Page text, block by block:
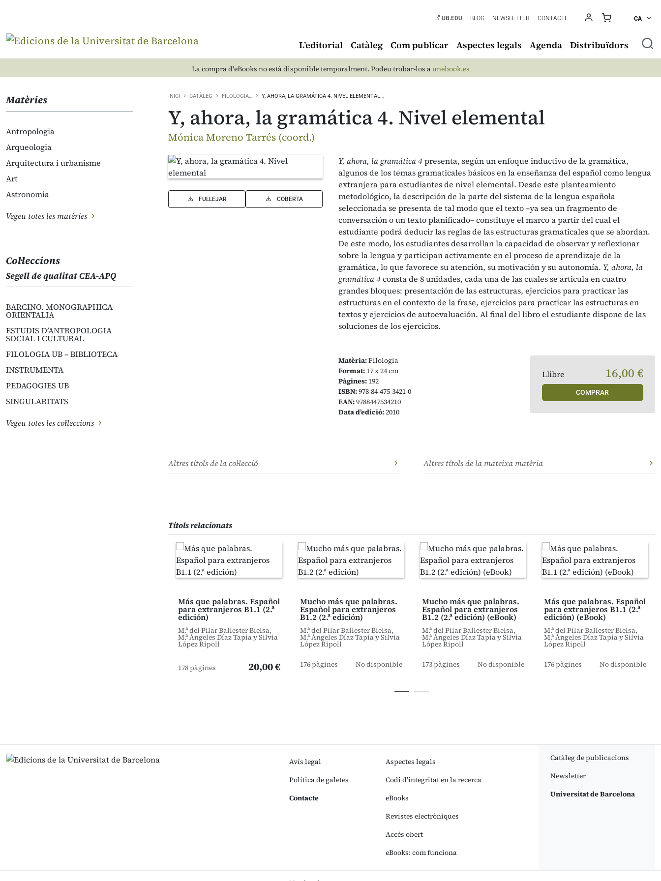
UB.EDU BLOG NEWSLETTER CONTACTE CA
L’editorial Catàleg Com publicar Aspectes legals Agenda Distribuïdors
La compra d'eBooks no està disponible temporalment. Podeu trobar-los aunebook.es
Matèries
Antropologia
Arqueologia
Arquitectura i urbanisme
Art
Astronomia
Vegeu totes les matèries
Col·leccions
Segell de qualitat CEA-APQ
BARCINO. MONOGRAPHICA
ORIENTALIA
ESTUDIS D’ANTROPOLOGIA
SOCIAL I CULTURAL
FILOLOGIA UB – BIBLIOTECA
INSTRUMENTA
PEDAGOGIES UB
SINGULARITATS
Vegeu totes les col·leccions
INICI CATÀLEG FILOLOGIA… Y, AHORA, LA GRAMÁTICA 4. NIVEL ELEMENTAL…
Y, ahora, la gramática 4. Nivel elemental
Mónica Moreno Tarrés (coord.)
FULLEJAR COBERTA
Y, ahora, la gramática 4presenta, según un enfoque inductivo de la gramática,
algunos de los temas gramaticales básicos en la enseñanza del español como lengua
extranjera para estudiantes de nivel elemental. Desde este planteamiento
metodológico, la descripción de la parte del sistema de la lengua española
seleccionada se presenta de tal modo que el texto –ya sea un fragmento de
conversación o un texto planificado– constituye el marco a partir del cual el
estudiante podrá deducir las reglas de las estructuras gramaticales que se abordan.
De este modo, los estudiantes desarrollan la capacidad de observar y reflexionar
sobre la lengua y participan activamente en el proceso de aprendizaje de la
gramática, lo que favorece su atención, su motivación y su autonomía. Y, ahora, la
gramática 4consta de 8 unidades, cada una de las cuales se articula en cuatro
grandes bloques: presentación de las estructuras, ejercicios para practicar las
estructuras en el contexto de la frase, ejercicios para practicar las estructuras en
textos y ejercicios de autoevaluación. Al final del libro el estudiante dispone de las
soluciones de los ejercicios.
Matèria:Filologia
Format: 17 x 24 cm
Pàgines: 192
ISBN:978-84-475-3421-0
EAN:9788447534210
Data d’edició:2010
Llibre 16,00 €
COMPRAR
Altres títols de la col·lecció Altres títols de la mateixa matèria
Títols relacionats
Más que palabras. Español
para extranjeros B1.1 (2.ª
edición)
M.ª del Pilar Ballester Bielsa,
M.ª Ángeles Díaz Tapia y Silvia
López Ripoll
178 pàgines 20,00 €
Mucho más que palabras.
Español para extranjeros
B1.2 (2.ª edición)
M.ª del Pilar Ballester Bielsa,
M.ª Ángeles Díaz Tapia y Silvia
López Ripoll
176 pàgines No disponible
Mucho más que palabras.
Español para extranjeros
B1.2 (2.ª edición) (eBook)
M.ª del Pilar Ballester Bielsa,
M.ª Ángeles Díaz Tapia y Silvia
López Ripoll
173 pàgines No disponible
Más que palabras. Español
para extranjeros B1.1 (2.ª
edición) (eBook)
M.ª del Pilar Ballester Bielsa,
M.ª Ángeles Díaz Tapia y Silvia
López Ripoll
176 pàgines No disponible
Avís legal
Política de galetes
Contacte
Aspectes legals
Codi d’integritat en la recerca
eBooks
Revistes electròniques
Accés obert
eBooks: com funciona
Catàleg de publicacions
Newsletter
Universitat de Barcelona